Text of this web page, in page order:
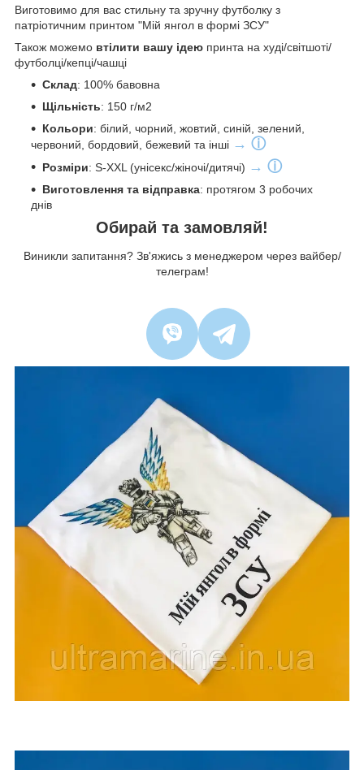
Виготовимо для вас стильну та зручну футболку з
патріотичним принтом "Мій янгол в формі ЗСУ"
Також можемо втілити вашу ідею принта на худі/світшоті/
футболці/кепці/чашці
Склад: 100% бавовна
Щільність: 150 г/м2
Кольори: білий, чорний, жовтий, синій, зелений,
червоний, бордовий, бежевий та інші → ⓘ
Розміри: S-XXL (унісекс/жіночі/дитячі) → ⓘ
Виготовлення та відправка: протягом 3 робочих
днів
Обирай та замовляй!
Виникли запитання? Зв'яжись з менеджером через вайбер/
телеграм!